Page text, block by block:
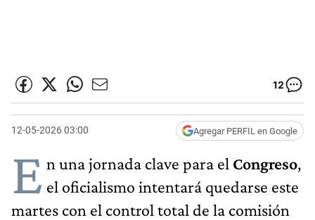
12
12-05-2026 03:00 Agregar PERFIL en Google
E n una jornada clave para el Congreso,
el oficialismo intentará quedarse este
martes con el control total de la comisión